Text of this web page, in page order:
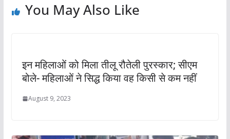
You May Also Like
इन महिलाओं को मिला तीलू रौतेली पुरस्‍कार; सीएम
बोले- महिलाओं ने सिद्ध किया वह किसी से कम नहीं
August 9, 2023